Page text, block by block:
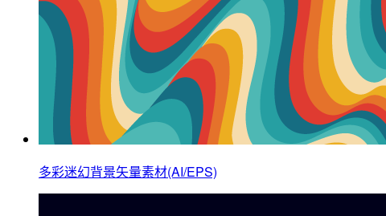
多彩迷幻背景矢量素材(AI/EPS)